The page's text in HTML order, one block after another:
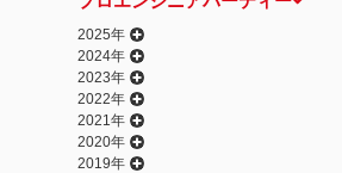
2025年
2024年
2023年
2022年
2021年
2020年
2019年